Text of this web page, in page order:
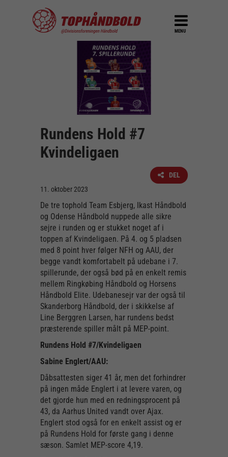
MENU
Rundens Hold #7
Kvindeligaen
DEL
11. oktober 2023
De tre tophold Team Esbjerg, Ikast Håndbold
og Odense Håndbold nuppede alle sikre
sejre i runden og er stukket noget af i
toppen af Kvindeligaen. På 4. og 5 pladsen
med 8 point hver følger NFH og AAU, der
begge vandt komfortabelt på udebane i 7.
spillerunde, der også bød på en enkelt remis
mellem Ringkøbing Håndbold og Horsens
Håndbold Elite. Udebanesejr var der også til
Skanderborg Håndbold, der i skikkelse af
Line Berggren Larsen, har rundens bedst
præsterende spiller målt på MEP-point.
Rundens Hold #7/Kvindeligaen
Sabine Englert/AAU:
Dåbsattesten siger 41 år, men det forhindrer
på ingen måde Englert i at levere varen, og
det gjorde hun med en redningsprocent på
43, da Aarhus United vandt over Ajax.
Englert stod også for en enkelt assist og er
på Rundens Hold for første gang i denne
sæson. Samlet MEP-score 4,19.